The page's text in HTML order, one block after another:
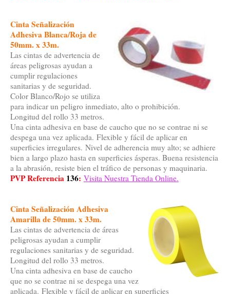
Cinta Señalización
Adhesiva Blanca/Roja de
50mm. x 33m.
Las cintas de advertencia de
áreas peligrosas ayudan a
cumplir regulaciones
sanitarias y de seguridad.
Color Blanco/Rojo se utiliza
para indicar un peligro inmediato, alto o prohibición.
Longitud del rollo 33 metros.
Una cinta adhesiva en base de caucho que no se contrae ni se
despega una vez aplicada. Flexible y fácil de aplicar en
superficies irregulares. Nivel de adherencia muy alto; se adhiere
bien a largo plazo hasta en superficies ásperas. Buena resistencia
a la abrasión, resiste bien el tráfico de personas y maquinaria.
PVP Referencia 136: Visita Nuestra Tienda Online.
Cinta Señalización Adhesiva
Amarilla de 50mm. x 33m.
Las cintas de advertencia de áreas
peligrosas ayudan a cumplir
regulaciones sanitarias y de seguridad.
Longitud del rollo 33 metros.
Una cinta adhesiva en base de caucho
que no se contrae ni se despega una vez
aplicada. Flexible y fácil de aplicar en superficies